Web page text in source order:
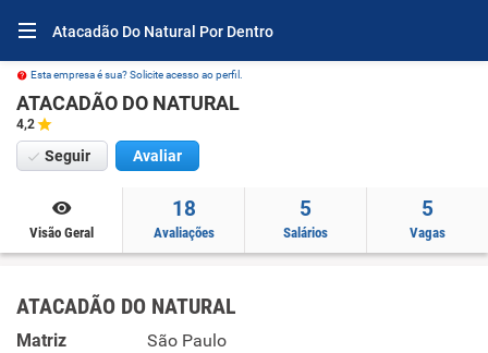
Atacadão Do Natural Por Dentro
Esta empresa é sua? Solicite acesso ao perfil.
ATACADÃO DO NATURAL
4,2
Seguir Avaliar
Visão Geral
18
Avaliações
5
Salários
5
Vagas
ATACADÃO DO NATURAL
Matriz
São Paulo